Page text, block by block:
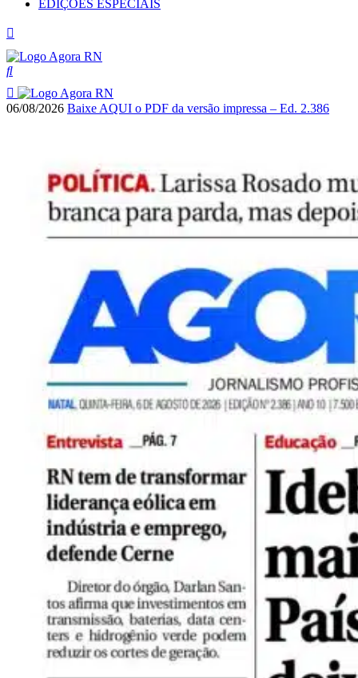
EDIÇÕES ESPECIAIS
06/08/2026 Baixe AQUI o PDF da versão impressa – Ed. 2.386